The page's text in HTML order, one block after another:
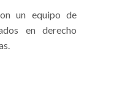
un equipo de
en derecho